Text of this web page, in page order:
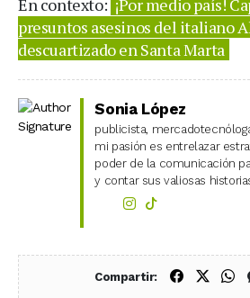
En contexto: ¡Por medio país!
presuntos asesinos del italiano
descuartizado en Santa Marta
Sonia López
publicista,
mi pasión es entrelazar
poder de la comunicación
y contar sus valiosas
Compartir: Compartir